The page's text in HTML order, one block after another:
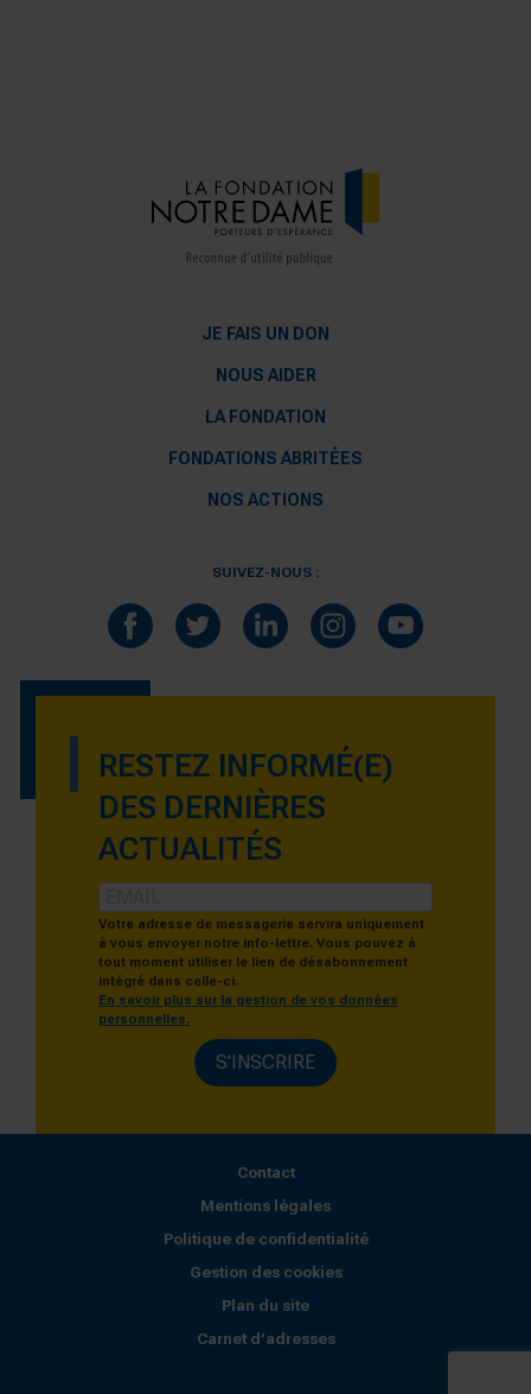
JE FAIS UN DON
NOUS AIDER
LA FONDATION
FONDATIONS ABRITÉES
NOS ACTIONS
SUIVEZ-NOUS :
RESTEZ INFORMÉ(E)
DES DERNIÈRES
ACTUALITÉS
Votre adresse de messagerie servira uniquement
à vous envoyer notre info-lettre. Vous pouvez à
tout moment utiliser le lien de désabonnement
intégré dans celle-ci.
En savoir plus sur la gestion de vos données
personnelles.
S'INSCRIRE
Contact
Mentions légales
Politique de confidentialité
Gestion des cookies
Plan du site
Carnet d’adresses